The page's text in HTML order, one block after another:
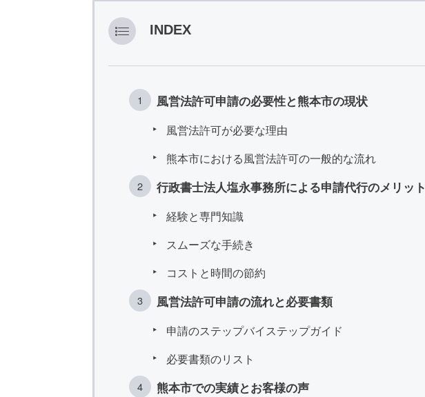
INDEX
風営法許可申請の必要性と熊本市の現状
風営法許可が必要な理由
熊本市における風営法許可の一般的な流れ
行政書士法人塩永事務所による申請代行のメリット
経験と専門知識
スムーズな手続き
コストと時間の節約
風営法許可申請の流れと必要書類
申請のステップバイステップガイド
必要書類のリスト
熊本市での実績とお客様の声